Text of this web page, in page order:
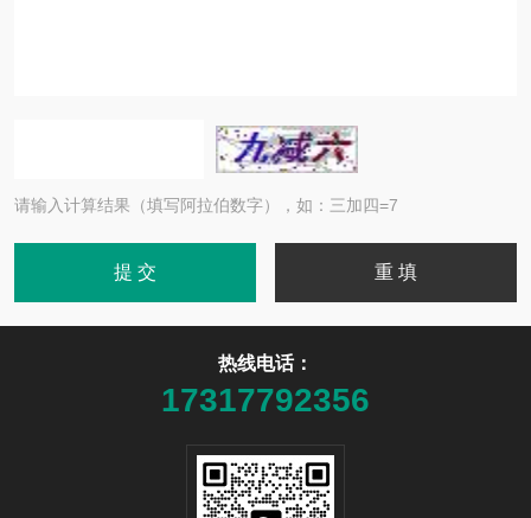
请输入计算结果（填写阿拉伯数字），如：三加四=7
热线电话：
17317792356